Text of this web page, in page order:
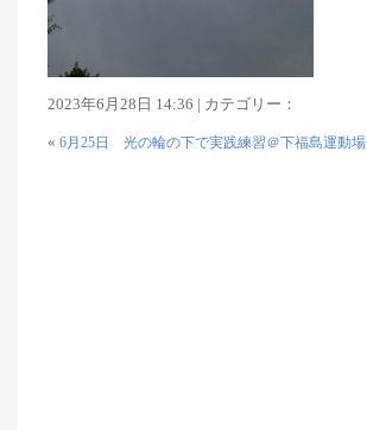
2023年6月28日 14:36 | カテゴリー：
« 6月25日 光の輪の下で実践練習＠下福島運動場